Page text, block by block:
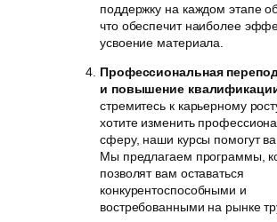
поддержку на каждом этапе
что обеспечит наиболее
усвоение материала.
Профессиональная
и повышение
стремитесь к карьерному
хотите изменить
сферу, наши курсы помогут
Мы предлагаем программы,
позволят вам оставаться
конкурентоспособными и
востребованными на рынке